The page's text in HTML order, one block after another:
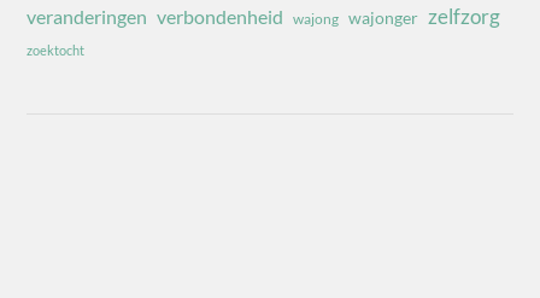
veranderingen verbondenheid wajong wajonger zelfzorg
zoektocht